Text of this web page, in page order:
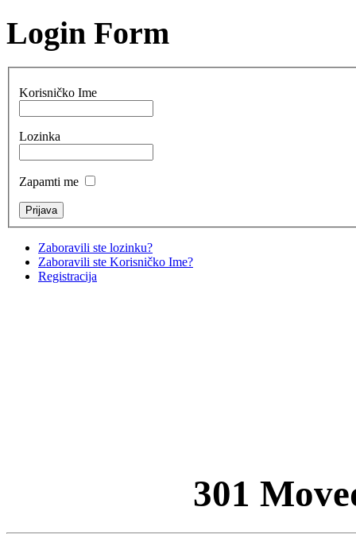
Login Form
Korisničko Ime
Lozinka
Zapamti me
Zaboravili ste lozinku?
Zaboravili ste Korisničko Ime?
Registracija
301